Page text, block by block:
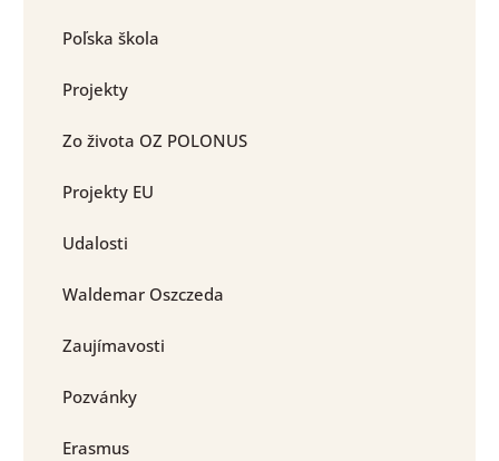
Poľska škola
Projekty
Zo života OZ POLONUS
Projekty EU
Udalosti
Waldemar Oszczeda
Zaujímavosti
Pozvánky
Erasmus